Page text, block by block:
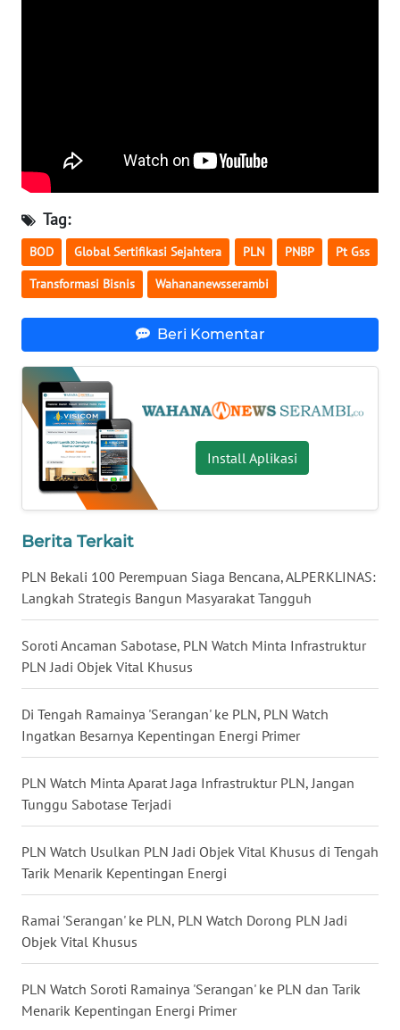
Tag:
BOD Global Sertifikasi Sejahtera PLN PNBP Pt Gss
Transformasi Bisnis Wahananewsserambi
Beri Komentar
Install Aplikasi
Berita Terkait
PLN Bekali 100 Perempuan Siaga Bencana, ALPERKLINAS:
Langkah Strategis Bangun Masyarakat Tangguh
Soroti Ancaman Sabotase, PLN Watch Minta Infrastruktur
PLN Jadi Objek Vital Khusus
Di Tengah Ramainya 'Serangan' ke PLN, PLN Watch
Ingatkan Besarnya Kepentingan Energi Primer
PLN Watch Minta Aparat Jaga Infrastruktur PLN, Jangan
Tunggu Sabotase Terjadi
PLN Watch Usulkan PLN Jadi Objek Vital Khusus di Tengah
Tarik Menarik Kepentingan Energi
Ramai 'Serangan' ke PLN, PLN Watch Dorong PLN Jadi
Objek Vital Khusus
PLN Watch Soroti Ramainya 'Serangan' ke PLN dan Tarik
Menarik Kepentingan Energi Primer
WN
BENGKULU
WN
LAMPUNG
WN
JATENG
WN
NUSANTARA
WN
JOGJA
BALI
KALBAR
KALTENG
KALTARA
WN
KALSEL
WN
KALTIM
WN
SULSEL